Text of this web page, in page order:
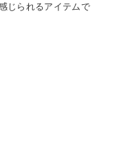
じられるアイテムで